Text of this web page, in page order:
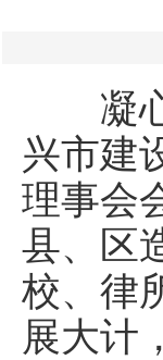
凝心
兴市建
理事会
县、区
校、律
展大计